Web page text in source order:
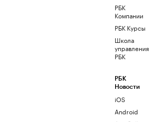
РБК
Компании
РБК Курсы
Школа
управления
РБК
РБК
Новости
iOS
Android